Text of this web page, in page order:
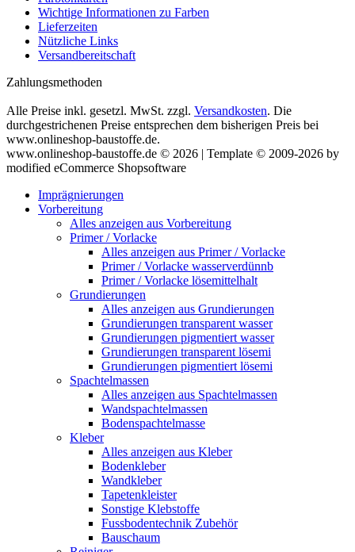
Wichtige Informationen zu Farben
Lieferzeiten
Nützliche Links
Versandbereitschaft
Zahlungsmethoden
Alle Preise inkl. gesetzl. MwSt. zzgl. Versandkosten. Die
durchgestrichenen Preise entsprechen dem bisherigen Preis bei
www.onlineshop-baustoffe.de.
www.onlineshop-baustoffe.de © 2026 | Template © 2009-2026 by
modified eCommerce Shopsoftware
Imprägnierungen
Vorbereitung
Alles anzeigen aus Vorbereitung
Primer / Vorlacke
Alles anzeigen aus Primer / Vorlacke
Primer / Vorlacke wasserverdünnb
Primer / Vorlacke lösemittelhalt
Grundierungen
Alles anzeigen aus Grundierungen
Grundierungen transparent wasser
Grundierungen pigmentiert wasser
Grundierungen transparent lösemi
Grundierungen pigmentiert lösemi
Spachtelmassen
Alles anzeigen aus Spachtelmassen
Wandspachtelmassen
Bodenspachtelmasse
Kleber
Alles anzeigen aus Kleber
Bodenkleber
Wandkleber
Tapetenkleister
Sonstige Klebstoffe
Fussbodentechnik Zubehör
Bauschaum